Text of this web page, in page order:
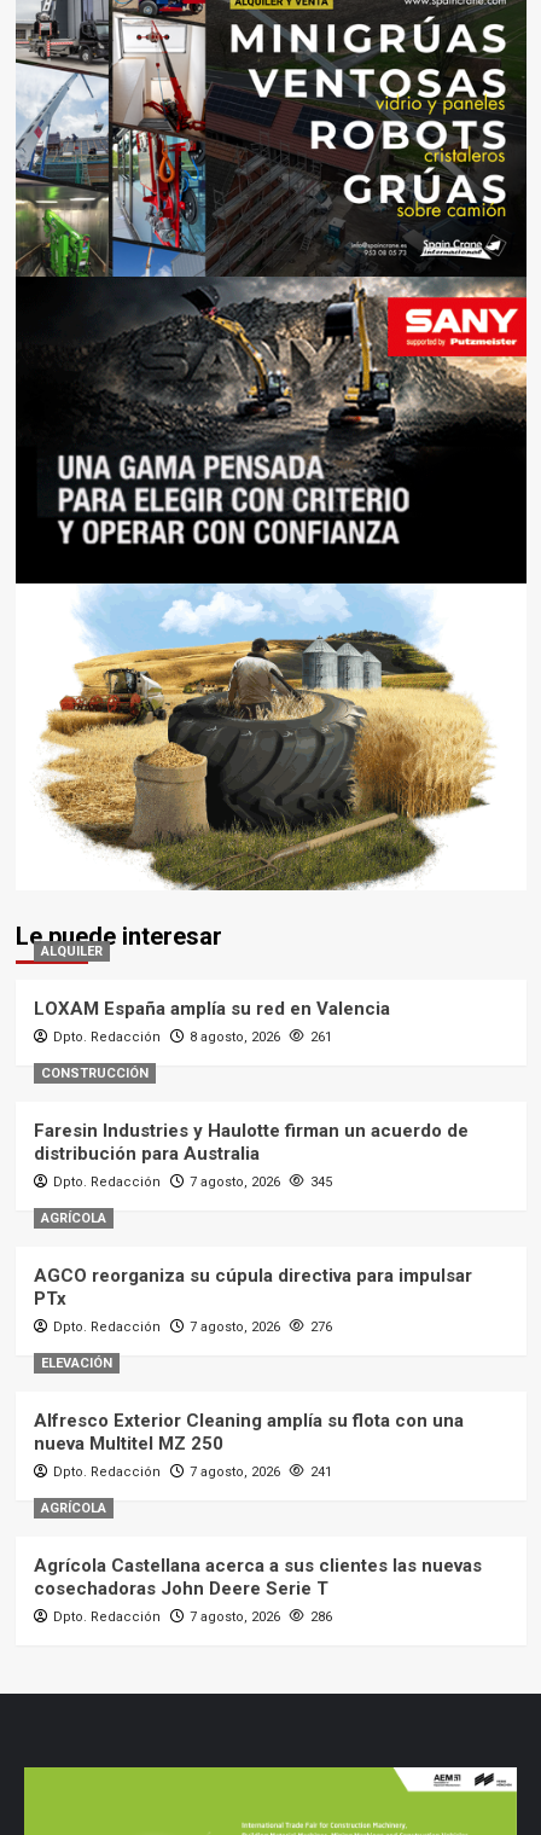
Le puede interesar
ALQUILER
LOXAM España amplía su red en Valencia
Dpto. Redacción 8 agosto, 2026 261
CONSTRUCCIÓN
Faresin Industries y Haulotte firman un acuerdo de
distribución para Australia
Dpto. Redacción 7 agosto, 2026 345
AGRÍCOLA
AGCO reorganiza su cúpula directiva para impulsar
PTx
Dpto. Redacción 7 agosto, 2026 276
ELEVACIÓN
Alfresco Exterior Cleaning amplía su flota con una
nueva Multitel MZ 250
Dpto. Redacción 7 agosto, 2026 241
AGRÍCOLA
Agrícola Castellana acerca a sus clientes las nuevas
cosechadoras John Deere Serie T
Dpto. Redacción 7 agosto, 2026 286